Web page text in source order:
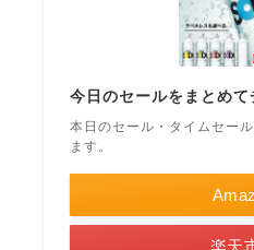
今日のセールをまとめて
本日のセール・タイムセー
ます。
楽天